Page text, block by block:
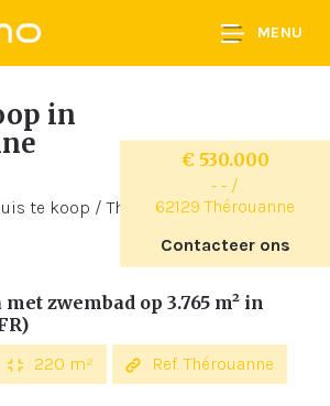
MENU
in
€ 530.000
- - /
62129 Thérouanne
Contacteer ons
zwembad op 3.765 m² in
220 m² Ref. Thérouanne